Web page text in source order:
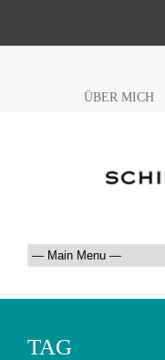
ÜBER MICH
TAG